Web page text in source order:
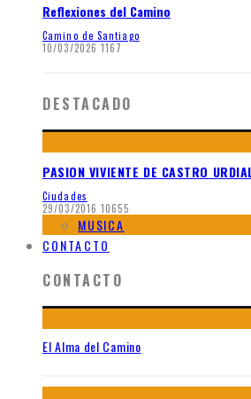
Reflexiones del Camino
Camino de Santiago
10/03/2026 1167
DESTACADO
PASION VIVIENTE DE CASTRO
Ciudades
29/03/2016 10655
MUSICA
CONTACTO
CONTACTO
El Alma del Camino